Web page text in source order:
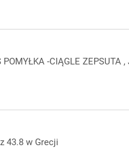
-CIĄGLE ZEPSUTA
43.8 w Grecji